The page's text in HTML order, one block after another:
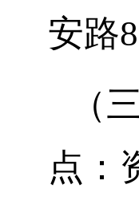
安路
（
点：